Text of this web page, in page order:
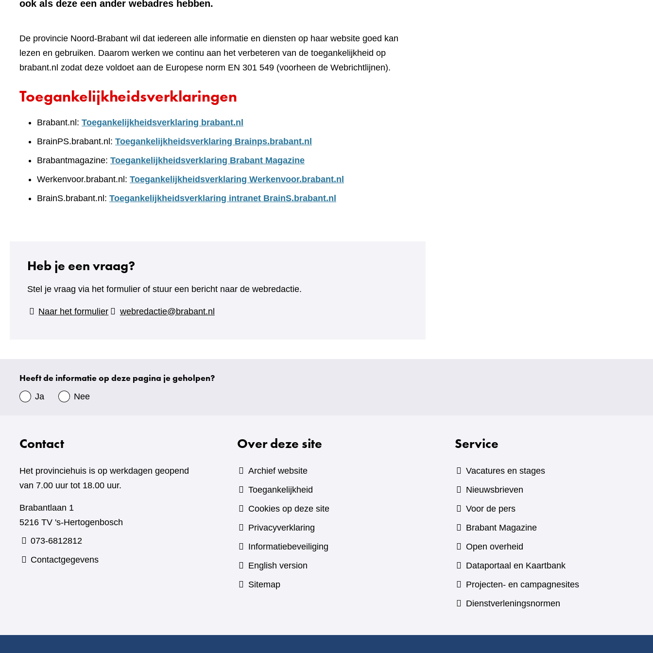
ook als deze een ander webadres hebben.
De provincie Noord-Brabant wil dat iedereen alle informatie en diensten op haar website goed kan
lezen en gebruiken. Daarom werken we continu aan het verbeteren van de toegankelijkheid op
brabant.nl zodat deze voldoet aan de Europese norm EN 301 549 (voorheen de Webrichtlijnen).
Toegankelijkheidsverklaringen
Brabant.nl: Toegankelijkheidsverklaring brabant.nl
BrainPS.brabant.nl: Toegankelijkheidsverklaring Brainps.brabant.nl
Brabantmagazine: Toegankelijkheidsverklaring Brabant Magazine
Werkenvoor.brabant.nl: Toegankelijkheidsverklaring Werkenvoor.brabant.nl
BrainS.brabant.nl: Toegankelijkheidsverklaring intranet BrainS.brabant.nl
Heb je een vraag?
Stel je vraag via het formulier of stuur een bericht naar de webredactie.
Naar het formulier(verwijst
webredactie@brabant.nl
Uw
gegevens
Heeft de informatie op deze pagina je geholpen?
Ja Nee
Contact
Het provinciehuis is op werkdagen geopend
van 7.00 uur tot 18.00 uur.
Brabantlaan 1
5216 TV 's-Hertogenbosch
073-6812812
Contactgegevens
Over deze site
Archief website
Toegankelijkheid
Cookies op deze site
Privacyverklaring
Informatiebeveiliging
English version
Sitemap
Service
Vacatures en stages
Nieuwsbrieven
Voor de pers
Brabant Magazine(verwijst
andere
website)
Open overheid
Dataportaal en Kaartbank(verwijst
naar
Projecten- en campagnesites
Dienstverleningsnormen